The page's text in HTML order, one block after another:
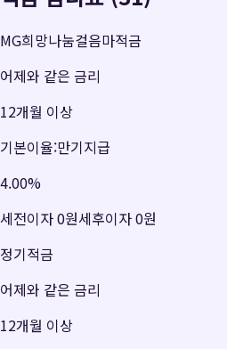
MG희망나눔걸음마적금
어제와 같은 금리
12개월 이상
기본이율:만기지급
4.00%
세전이자0원세후이자0원
정기적금
어제와 같은 금리
12개월 이상